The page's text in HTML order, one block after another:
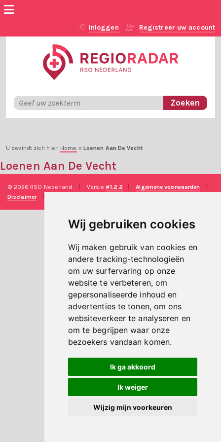
Wij gebruiken cookies
Wij maken gebruik van cookies en
andere tracking-technologieën
om uw surfervaring op onze
website te verbeteren, om
gepersonaliseerde inhoud en
advertenties te tonen, om ons
websiteverkeer te analyseren en
om te begrijpen waar onze
bezoekers vandaan komen.
Ik ga akkoord
Ik weiger
Wijzig mijn voorkeuren
Inloggen Registreer uw account
U bevindt zich hier: Home » Loenen Aan De Vecht
Loenen Aan De Vecht
© 2026 RSO Nederland Versie#1.2.2 Algemene voorwaarden
Disclaimer